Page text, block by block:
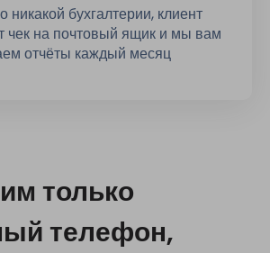
никакой бухгалтерии, клиент
чек на почтовый ящик и мы вам
отчёты каждый месяц
только
телефон,